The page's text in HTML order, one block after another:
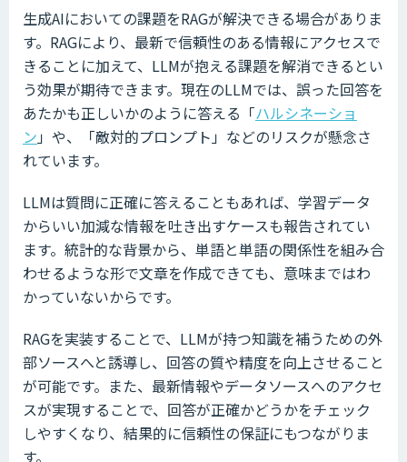
生成AIにおいての課題をRAGが解決できる場合がありま
す。RAGにより、最新で信頼性のある情報にアクセスで
きることに加えて、LLMが抱える課題を解消できるとい
う効果が期待できます。現在のLLMでは、誤った回答を
あたかも正しいかのように答える「ハルシネーショ
ン」や、「敵対的プロンプト」などのリスクが懸念さ
れています。
LLMは質問に正確に答えることもあれば、学習データ
からいい加減な情報を吐き出すケースも報告されてい
ます。統計的な背景から、単語と単語の関係性を組み合
わせるような形で文章を作成できても、意味まではわ
かっていないからです。
RAGを実装することで、LLMが持つ知識を補うための外
部ソースへと誘導し、回答の質や精度を向上させること
が可能です。また、最新情報やデータソースへのアクセ
スが実現することで、回答が正確かどうかをチェック
しやすくなり、結果的に信頼性の保証にもつながりま
す。